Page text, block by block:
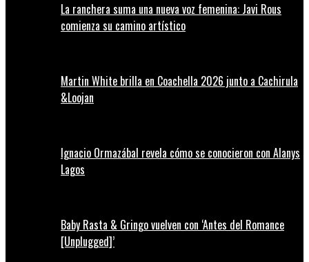
La ranchera suma una nueva voz femenina: Javi Rous
comienza su camino artístico
Martin White brilla en Coachella 2026 junto a Cachirula
&Loojan
Ignacio Ormazábal revela cómo se conocieron con Alanys
Lagos
Baby Rasta & Gringo vuelven con ‘Antes del Romance
[Unplugged]’